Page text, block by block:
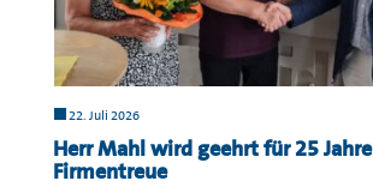
22. Juli 2026
Herr Mahl wird geehrt für 25 Jahre
Firmentreue